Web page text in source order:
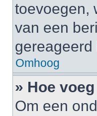
toevoegen,
van een
gereageerd
Omhoog
» Hoe
Om een